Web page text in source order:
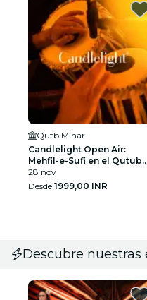
Qutb Minar
Candlelight Open Air:
Mehfil-e-Sufi en el Qutub
Minar
28 nov
Desde 1999,00 INR
Descubre nuestras